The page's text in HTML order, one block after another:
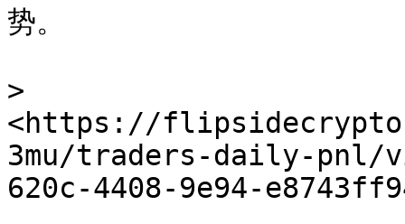
势。
>
<https://
3mu/traders-daily-pnl/
620c-4408-9e94-